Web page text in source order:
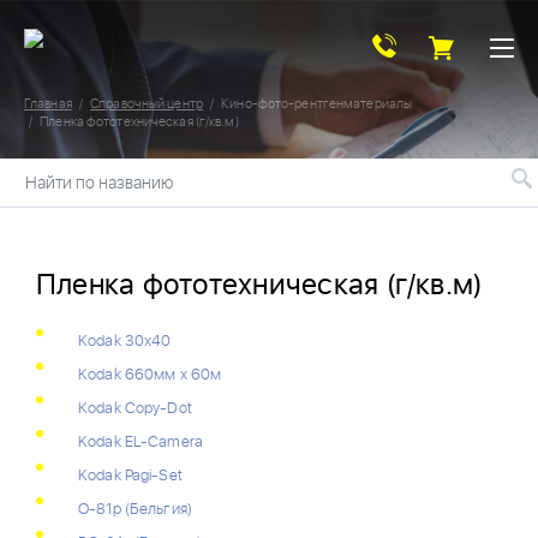
Главная Справочный центр
Кино-фото-рентгенматериалы
Пленка фототехническая (г/кв.м)
Найти по названию
Пленка фототехническая (г/кв.м)
Kodak 30х40
Kodak 660мм х 60м
Kodak Copy-Dot
Kodak EL-Camera
Kodak Pagi-Set
O-81p (Бельгия)